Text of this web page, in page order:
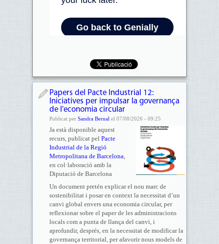
Papers del Pacte Industrial 12:
Iniciatives per impulsar la governança
de l'economia circular
Publicat per Sandra Bernal el 07/08/2026 - 09:25
Ja està disponible aquest
recurs, publicat pel Pacte
Industrial de la Regió
Metropolitana de Barcelona,
en col·laboració amb la
Diputació de Barcelona
Un document pretén explicar el nou marc de
sostenibilitat i posar en context la necessitat d’un
canvi global envers una economia circular, per
reflexionar sobre el paper de les administracions
locals com a punta de llança del canvi, i
aprofundir, després, en la necessitat de modificar la
governança territorial, per afavorir nous models de